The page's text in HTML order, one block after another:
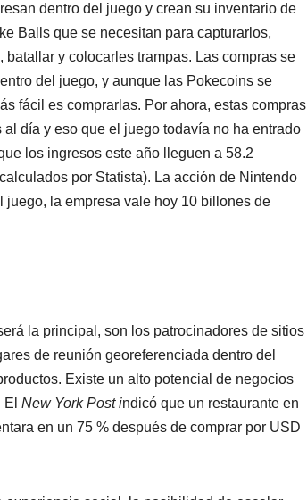
dentro del juego y crean su inventario de
Balls que se necesitan para capturarlos,
y colocarles trampas. Las compras se
del juego, y aunque las Pokecoins se
fácil es comprarlas. Por ahora, estas compras
día y eso que el juego todavía no ha entrado
los ingresos este año lleguen a 58.2
por Statista). La acción de Nintendo
la empresa vale hoy 10 billones de
la principal, son los patrocinadores de sitios
de reunión georeferenciada dentro del
Existe un alto potencial de negocios
New York Post indicó que un restaurante en
en un 75 % después de comprar por USD